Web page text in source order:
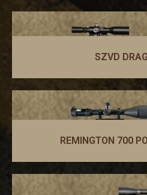
SZVD
REMINGTON 700